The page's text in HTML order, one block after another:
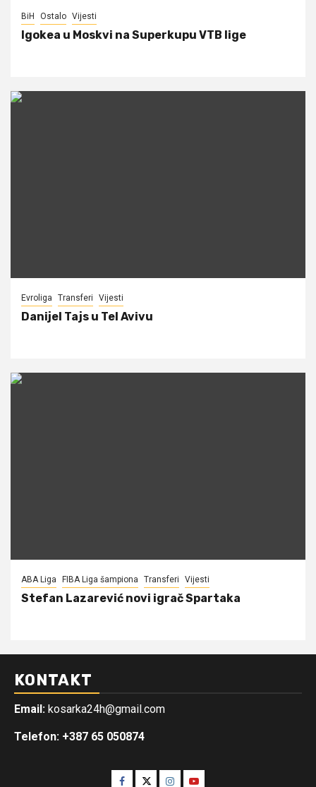
BiH Ostalo Vijesti
Igokea u Moskvi na Superkupu VTB lige
Evroliga Transferi Vijesti
Danijel Tajs u Tel Avivu
ABA Liga FIBA Liga šampiona Transferi Vijesti
Stefan Lazarević novi igrač Spartaka
KONTAKT
Email: kosarka24h@gmail.com
Telefon: +387 65 050874
Facebook
TwitterInstagram
Youtube